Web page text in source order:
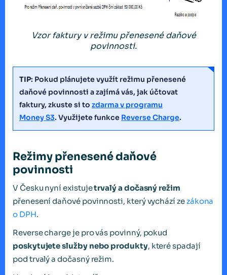
Vzor faktury v režimu přenesené daňové
povinnosti.
TIP: Pokud plánujete využít režimu přenesené
daňové povinnosti a zajímá vás, jak účtovat
faktury, zkuste si to zdarma v programu
Money S3. Využijete funkce Reverse Charge.
Režimy přenesené daňové
povinnosti
V Česku nyní existujetrvalý a dočasný režim
přenesení daňové povinnosti, který vychází zezákona
o DPH.
Reverse charge je pro vás povinný, pokud
poskytujete služby nebo produkty, které spadají
pod trvalý a dočasný režim.